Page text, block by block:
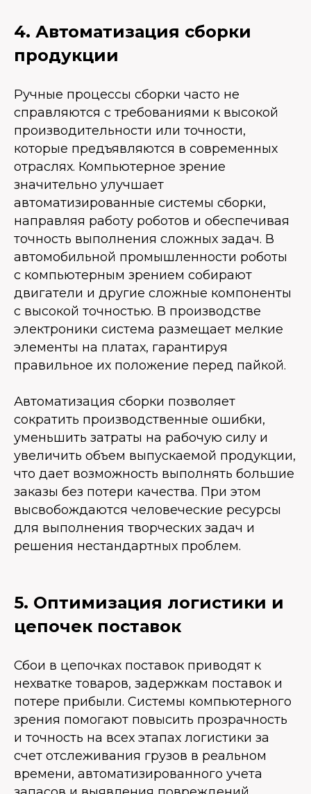
4. Автоматизация сборки
продукции
Ручные процессы сборки часто не
справляются с требованиями к высокой
производительности или точности,
которые предъявляются в современных
отраслях. Компьютерное зрение
значительно улучшает
автоматизированные системы сборки,
направляя работу роботов и обеспечивая
точность выполнения сложных задач. В
автомобильной промышленности роботы
с компьютерным зрением собирают
двигатели и другие сложные компоненты
с высокой точностью. В производстве
электроники система размещает мелкие
элементы на платах, гарантируя
правильное их положение перед пайкой.
Автоматизация сборки позволяет
сократить производственные ошибки,
уменьшить затраты на рабочую силу и
увеличить объем выпускаемой продукции,
что дает возможность выполнять большие
заказы без потери качества. При этом
высвобождаются человеческие ресурсы
для выполнения творческих задач и
решения нестандартных проблем.
5. Оптимизация логистики и
цепочек поставок
Сбои в цепочках поставок приводят к
нехватке товаров, задержкам поставок и
потере прибыли. Системы компьютерного
зрения помогают повысить прозрачность
и точность на всех этапах логистики за
счет отслеживания грузов в реальном
времени, автоматизированного учета